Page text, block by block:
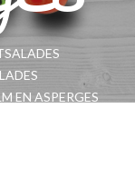
EN ASPERGES